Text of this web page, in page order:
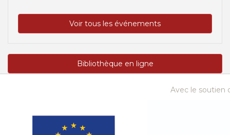
Voir tous les événements
Bibliothèque en ligne
Avec le soutien